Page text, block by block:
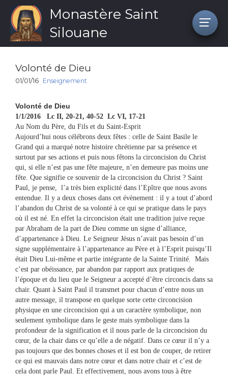
Monastère Saint
Silouane
Volonté de Dieu
01/01/16 Enseignement
Volonté de Dieu
1/1/2016 Lc II, 20-21, 40-52 Lc VI, 17-21
Au Nom du Père, du Fils et du Saint-Esprit
Aujourd’hui nous célébrons deux fêtes : celle de Saint Basile le
Grand qui a marqué notre histoire chrétienne par sa présence et
surtout par ses actions et puis nous fêtons la circoncision du Christ
qui, si elle n’est pas une fête majeure, n’en demeure pas moins une
fête. Que signifie ce souvenir de la circoncision du Christ ? Saint
Paul, je pense, l’a très bien explicité dans l’Epître que nous avons
entendue. Il y a deux choses dans cet évènement : il y a tout d’abord
l’abandon du Christ de sa volonté à ce qui se pratique dans le pays
où il est né. En effet la circoncision était une tradition juive reçue
par Abraham de la part de Dieu comme un signe d’alliance,
d’appartenance à Dieu. Le Seigneur Jésus n’avait pas besoin d’un
signe supplémentaire à l’appartenance au Père et à l’Esprit puisqu’Il
était Dieu Lui-même et partie intégrante de la Sainte Trinité. Mais
c’est par obéissance, par abandon par rapport aux pratiques de
l’époque et du lieu que le Seigneur a accepté d’être circoncis dans sa
chair. Quant à Saint Paul il transmet pour chacun d’entre nous un
autre message, il transpose en quelque sorte cette circoncision
physique en une circoncision qui a un caractère symbolique, non
seulement symbolique dans le geste mais symbolique dans la
profondeur de la signification et il nous parle de la circoncision du
cœur, de la chair dans ce qu’elle a de négatif. Dans ce cœur il n’y a
pas toujours que des bonnes choses et il est bon de couper, de retirer
ce qui est mauvais dans notre cœur et dans notre chair et c’est de
cela dont parle Paul. Et effectivement, nous avons tous à être